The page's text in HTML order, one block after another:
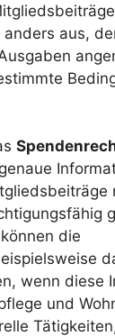
aus,
die
wenn diese
und